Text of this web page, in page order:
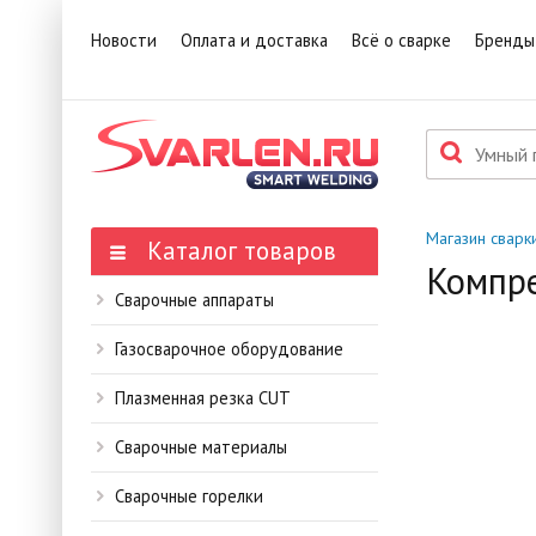
Новости Оплата и доставка Всё о сварке Бренды
Каталог товаров
Сварочные аппараты
Газосварочное оборудование
Плазменная резка CUT
Сварочные материалы
Сварочные горелки
Магазин